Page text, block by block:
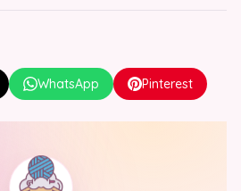
WhatsApp Pinterest